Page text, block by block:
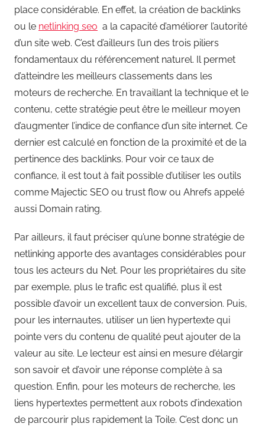
place considérable. En effet, la création de backlinks
ou le netlinking seo a la capacité d’améliorer l’autorité
d’un site web. C’est d’ailleurs l’un des trois piliers
fondamentaux du référencement naturel. Il permet
d’atteindre les meilleurs classements dans les
moteurs de recherche. En travaillant la technique et le
contenu, cette stratégie peut être le meilleur moyen
d’augmenter l’indice de confiance d’un site internet. Ce
dernier est calculé en fonction de la proximité et de la
pertinence des backlinks. Pour voir ce taux de
confiance, il est tout à fait possible d’utiliser les outils
comme Majectic SEO ou trust flow ou Ahrefs appelé
aussi Domain rating.
Par ailleurs, il faut préciser qu’une bonne stratégie de
netlinking apporte des avantages considérables pour
tous les acteurs du Net. Pour les propriétaires du site
par exemple, plus le trafic est qualifié, plus il est
possible d’avoir un excellent taux de conversion. Puis,
pour les internautes, utiliser un lien hypertexte qui
pointe vers du contenu de qualité peut ajouter de la
valeur au site. Le lecteur est ainsi en mesure d’élargir
son savoir et d’avoir une réponse complète à sa
question. Enfin, pour les moteurs de recherche, les
liens hypertextes permettent aux robots d’indexation
de parcourir plus rapidement la Toile. C’est donc un